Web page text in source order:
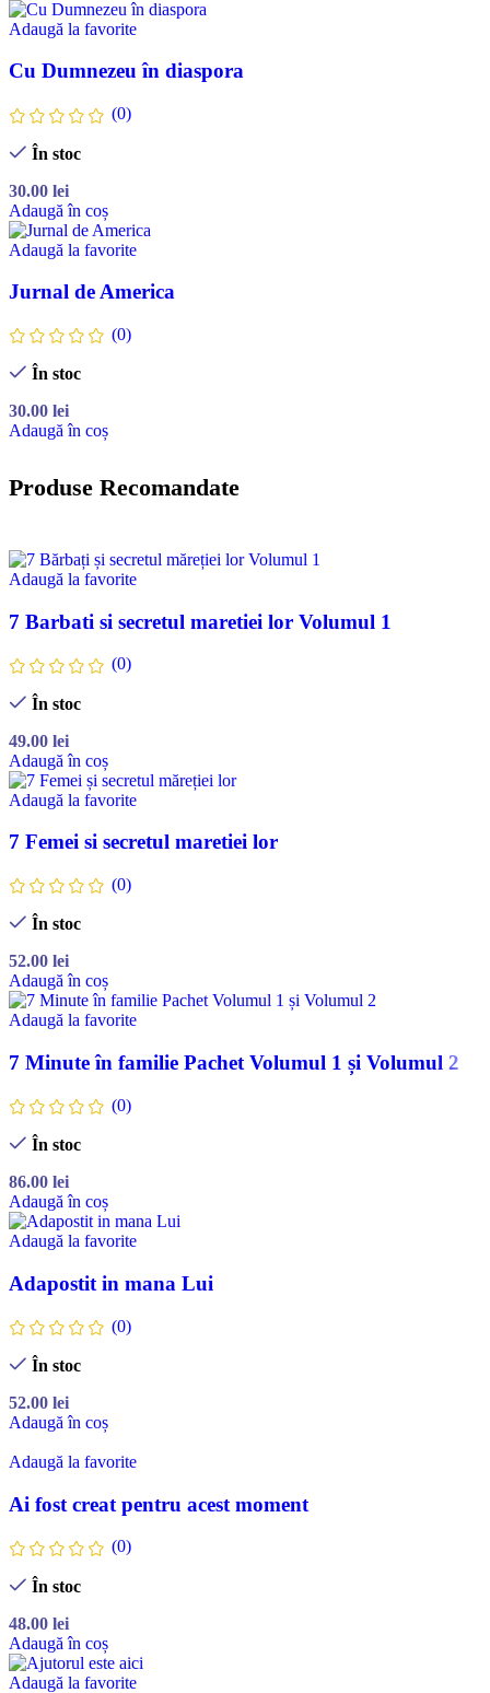
Adaugă la favorite
Cu Dumnezeu în diaspora
(0)
În stoc
30.00 lei
Adaugă în coș
Adaugă la favorite
Jurnal de America
(0)
În stoc
30.00 lei
Adaugă în coș
Produse Recomandate
Adaugă la favorite
7 Barbati si secretul maretiei lor Volumul 1
(0)
În stoc
49.00 lei
Adaugă în coș
Adaugă la favorite
7 Femei si secretul maretiei lor
(0)
În stoc
52.00 lei
Adaugă în coș
Adaugă la favorite
7 Minute în familie Pachet Volumul 1 și Volumul 2
(0)
În stoc
86.00 lei
Adaugă în coș
Adaugă la favorite
Adapostit in mana Lui
(0)
În stoc
52.00 lei
Adaugă în coș
Adaugă la favorite
Ai fost creat pentru acest moment
(0)
În stoc
48.00 lei
Adaugă în coș
Adaugă la favorite